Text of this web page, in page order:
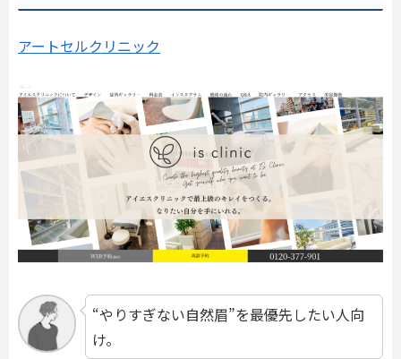
アートセルクリニック
“やりすぎない自然眉”を最優先したい人向
け。